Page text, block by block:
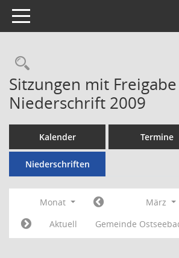
Toggle navigation
Rechercheauswahl
Sitzungen mit
Niederschrift 2009
Kalender Termine
Niederschriften
Monat März
Aktuell
Gemeinde